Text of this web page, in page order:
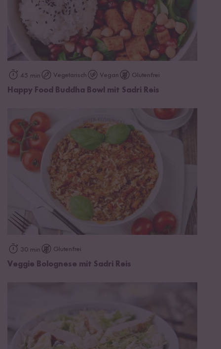
45 min Vegetarisch Vegan Glutenfrei
Happy Food Buddha Bowl mit Sadri Reis
30 min Glutenfrei
Veggie Bolognese mit Sadri Reis